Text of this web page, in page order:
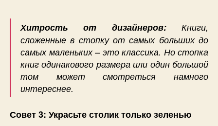
Хитрость от дизайнеров:Книги,
сложенные в стопку от самых больших до
самых маленьких – это классика. Но стопка
книг одинакового размера или один большой
том может смотреться намного
интереснее.
Совет 3: Украсьте столик только зеленью